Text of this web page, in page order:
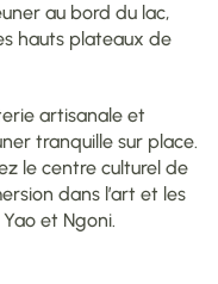
au bord du lac,
hauts plateaux de
artisanale et
tranquille sur place.
le centre culturel de
dans l’art et les
et Ngoni.